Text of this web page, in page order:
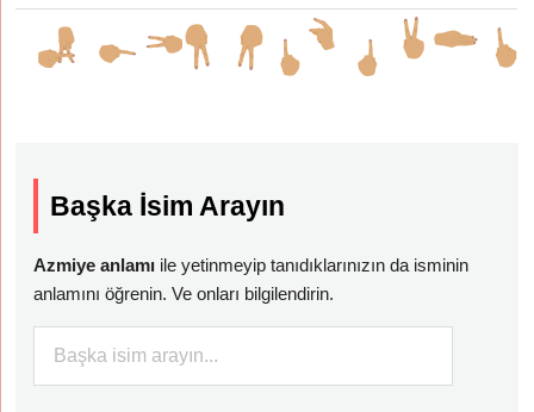
Başka İsim Arayın
Azmiye anlamı ile yetinmeyip tanıdıklarınızın da isminin
anlamını öğrenin. Ve onları bilgilendirin.